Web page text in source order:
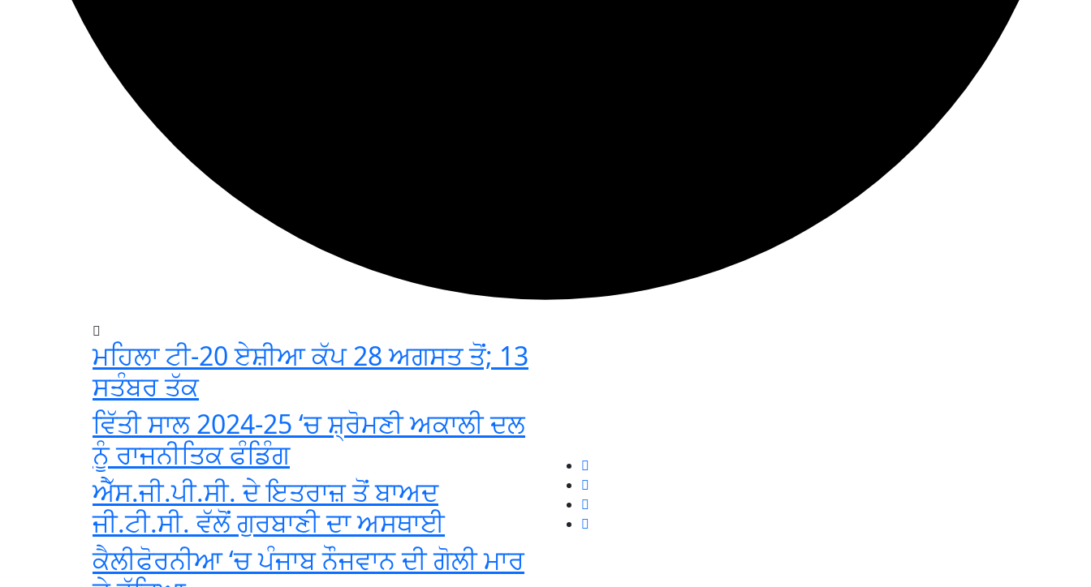
ਮਹਿਲਾ ਟੀ-20 ਏਸ਼ੀਆ ਕੱਪ 28 ਅਗਸਤ ਤੋਂ; 13
ਸਤੰਬਰ ਤੱਕ
ਵਿੱਤੀ ਸਾਲ 2024-25 ‘ਚ ਸ਼੍ਰੋਮਣੀ ਅਕਾਲੀ ਦਲ
ਨੂੰ ਰਾਜਨੀਤਿਕ ਫੰਡਿੰਗ
ਐੱਸ.ਜੀ.ਪੀ.ਸੀ. ਦੇ ਇਤਰਾਜ਼ ਤੋਂ ਬਾਅਦ
ਜੀ.ਟੀ.ਸੀ. ਵੱਲੋਂ ਗੁਰਬਾਣੀ ਦਾ ਅਸਥਾਈ
ਕੈਲੀਫੋਰਨੀਆ ‘ਚ ਪੰਜਾਬ ਨੌਜਵਾਨ ਦੀ ਗੋਲੀ ਮਾਰ